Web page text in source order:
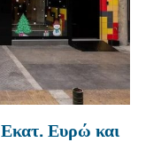
Ευρώ και